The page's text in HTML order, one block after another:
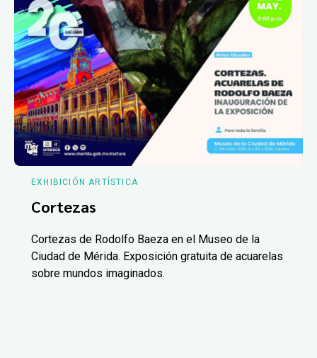
EXHIBICIÓN ARTÍSTICA
Cortezas
Cortezas de Rodolfo Baeza en el Museo de la
Ciudad de Mérida. Exposición gratuita de acuarelas
sobre mundos imaginados.